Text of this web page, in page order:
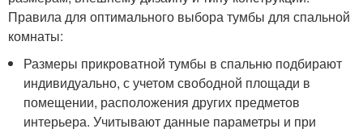
Правила для оптимального выбора тумбы для спальной
комнаты:
Размеры прикроватной тумбы в спальню подбирают
индивидуально, с учетом свободной площади в
помещении, расположения других предметов
интерьера. Учитывают данные параметры и при